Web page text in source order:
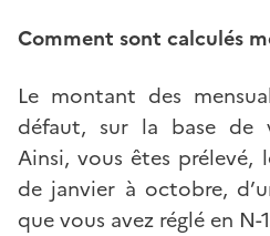
Comment sont calculés
Le montant des
défaut, sur la base de
Ainsi, vous êtes prélevé,
de janvier à octobre,
que vous avez réglé en N-